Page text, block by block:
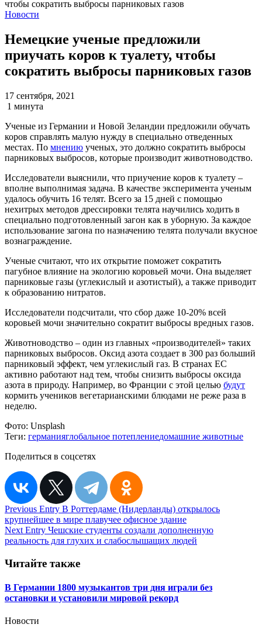
Новости
Немецкие ученые предложили
приучать коров к туалету, чтобы
сократить выбросы парниковых газов
17 сентября, 2021
1 минута
Ученые из Германии и Новой Зеландии предложили обучать
коров справлять малую нужду в специально отведенных
местах. По мнению ученых, это должно сократить выбросы
парниковых выбросов, которые производит животноводство.
Исследователи выяснили, что приучение коров к туалету –
вполне выполнимая задача. В качестве эксперимента ученым
удалось обучить 16 телят. Всего за 15 дней с помощью
нехитрых методов дрессировки телята научились ходить в
специально подготовленный загон как в уборную. За каждое
использование загона по назначению телята получали вкусное
вознаграждение.
Ученые считают, что их открытие поможет сократить
пагубное влияние на экологию коровьей мочи. Она выделяет
парниковые газы (углекислый и азотистый), а также приводит
к образованию нитратов.
Исследователи подсчитали, что сбор даже 10-20% всей
коровьей мочи значительно сократит выбросы вредных газов.
Животноводство – один из главных «производителей» таких
парниковых выбросов. Оксид азота создает в 300 раз больший
парниковый эффект, чем углекислый газ. В странах ЕС
активно работают над тем, чтобы снизить выбросы оксида
азота в природу. Например, во Франции с этой целью будут
кормить учеников вегетарианскими блюдами не реже раза в
неделю.
Фото: Unsplash
Теги: германияглобальное потеплениедомашние животные
Поделиться в соцсетях
Навигация
по
записям
Previous Entry В Роттердаме (Нидерланды) открылось
крупнейшее в мире плавучее офисное здание
Next Entry Чешские студенты создали дополненную
реальность для глухих и слабослышащих людей
Читайте также
В Германии 1800 музыкантов три дня играли без
остановки и установили мировой рекорд
Новости